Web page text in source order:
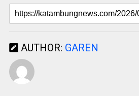
AUTHOR: GAREN